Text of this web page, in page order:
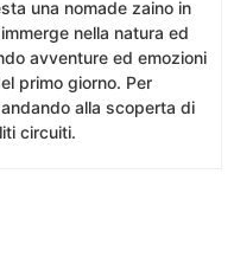
una nomade zaino in
nella natura ed
avventure ed emozioni
primo giorno. Per
alla scoperta di
circuiti.